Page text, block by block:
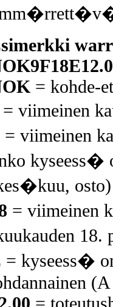
= kohde-
= viimeinen
= viimeinen
kyseess�
osto)
=
= kyseess�